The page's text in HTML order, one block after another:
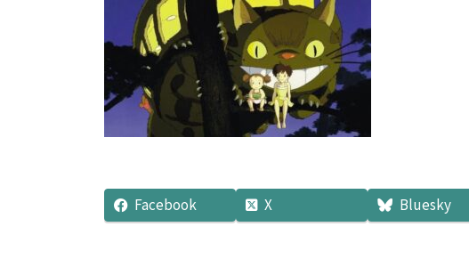
新
日
時
:
Facebook X Bluesky